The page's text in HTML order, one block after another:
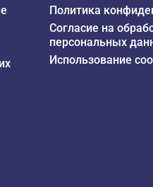
Политика
Согласие на
персональных
Использование